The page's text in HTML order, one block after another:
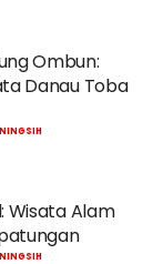
Ombun:
Danau Toba
Wisata Alam